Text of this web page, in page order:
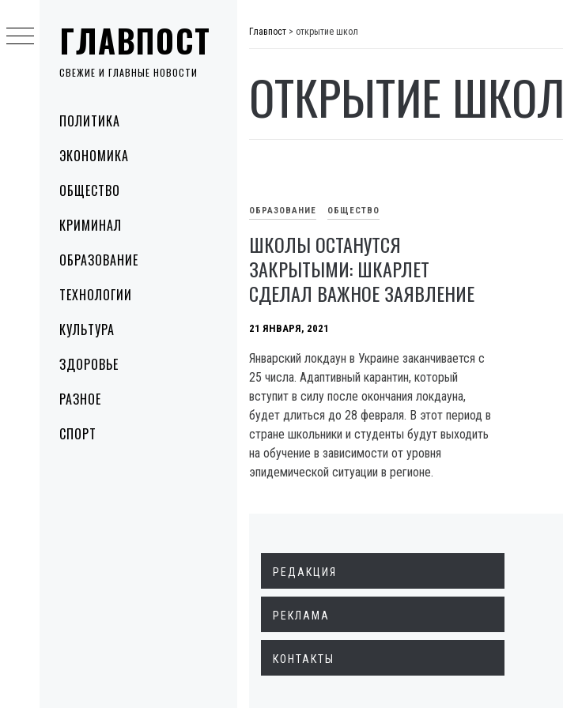
ГЛАВПОСТ
СВЕЖИЕ И ГЛАВНЫЕ НОВОСТИ
MenuПОЛИТИКА
ЭКОНОМИКА
ОБЩЕСТВО
КРИМИНАЛ
ОБРАЗОВАНИЕ
ТЕХНОЛОГИИ
КУЛЬТУРА
ЗДОРОВЬЕ
РАЗНОЕ
СПОРТ
to
content
Главпост > открытие школ
ОТКРЫТИЕ ШКОЛ
ОБРАЗОВАНИЕ ОБЩЕСТВО
ШКОЛЫ ОСТАНУТСЯ
ЗАКРЫТЫМИ: ШКАРЛЕТ
СДЕЛАЛ ВАЖНОЕ ЗАЯВЛЕНИЕ
21 ЯНВАРЯ, 2021
Январский локдаун в Украине заканчивается с
25 числа. Адаптивный карантин, который
вступит в силу после окончания локдауна,
будет длиться до 28 февраля. В этот период в
стране школьники и студенты будут выходить
на обучение в зависимости от уровня
эпидемической ситуации в регионе.
РЕДАКЦИЯ
РЕКЛАМА
КОНТАКТЫ